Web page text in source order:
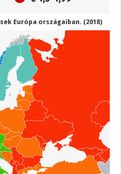
Európa országaiban. (2018)